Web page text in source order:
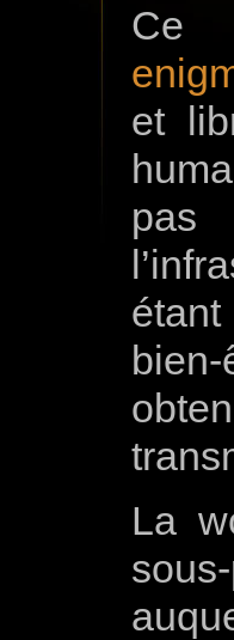
Ce
et
pas
La